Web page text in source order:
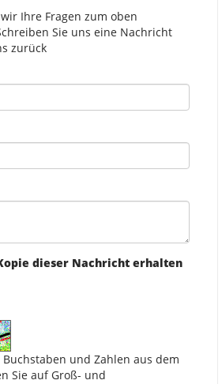
Ihre Fragen zum oben
Sie uns eine Nachricht
zurück
dieser Nachricht erhalten
und Zahlen aus dem
Sie auf Groß- und